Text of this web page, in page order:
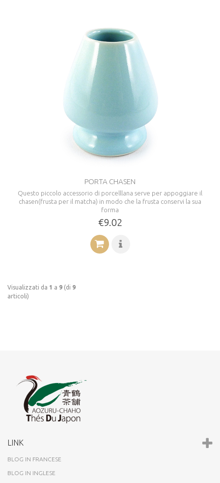
PORTA CHASEN
Questo piccolo accessorio di porcelllana serve per appoggiare il
chasen(frusta per il matcha) in modo che la frusta conservi la sua
forma
€9.02
Visualizzati da 1 a 9 (di 9
articoli)
LINK
BLOG IN FRANCESE
BLOG IN INGLESE